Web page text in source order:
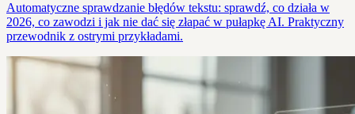
Automatyczne sprawdzanie błędów tekstu: sprawdź, co działa w
2026, co zawodzi i jak nie dać się złapać w pułapkę AI. Praktyczny
przewodnik z ostrymi przykładami.